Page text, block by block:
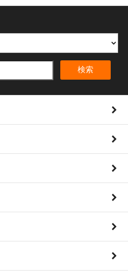
検索